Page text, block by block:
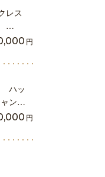
レス
…
円
ハッ
ン…
円